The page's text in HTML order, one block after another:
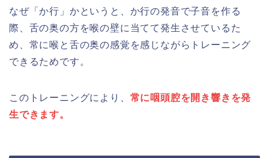
なぜ「か行」かというと、か行の発音で子音を作る
際、舌の奥の方を喉の壁に当てて発生させているた
め、常に喉と舌の奥の感覚を感じながらトレーニング
できるためです。
このトレーニングにより、 常に咽頭腔を開き響きを発
生できます。